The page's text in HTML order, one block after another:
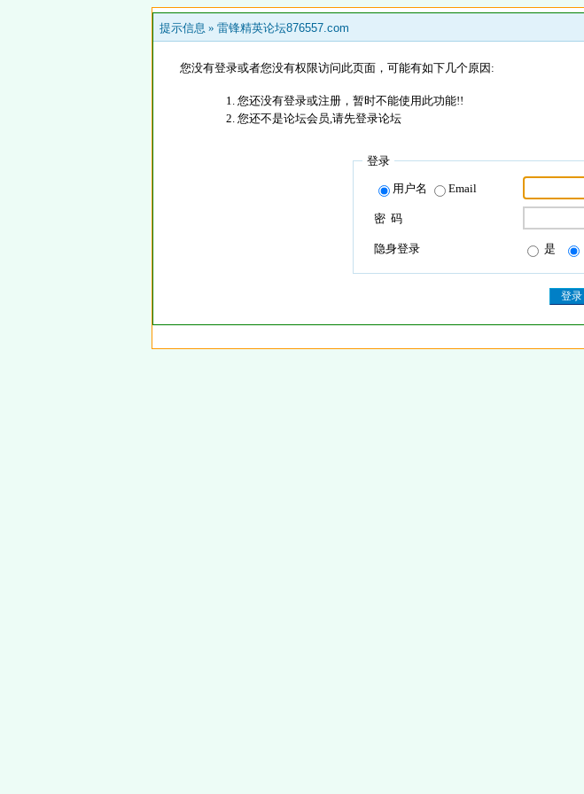
提示信息 » 雷锋精英论坛876557.com
您没有登录或者您没有权限访问此页面，可能有如下几个原因:
您还没有登录或注册，暂时不能使用此功能!!
您还不是论坛会员,请先登录论坛
登录
用户名 Email
密 码
隐身登录 是